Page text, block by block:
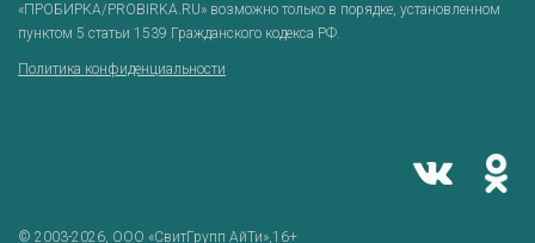
«ПРОБИРКА/PROBIRKA.RU» возможно только в порядке, установленном
пунктом 5 статьи 1539 Гражданского кодекса РФ.
Политика конфиденциальности
© 2003-2026, ООО «СвитГрупп АйТи»,16+